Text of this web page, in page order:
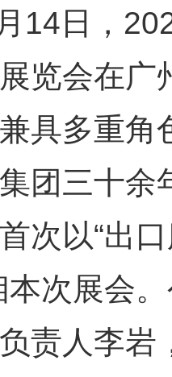
日，
览会在广
具多重
团三十余
次以“出
本次展会
责人李